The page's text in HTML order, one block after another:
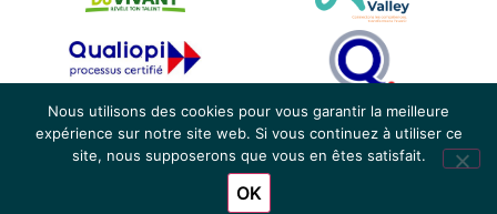
Nous utilisons des cookies pour vous garantir la meilleure
expérience sur notre site web. Si vous continuez à utiliser ce
site, nous supposerons que vous en êtes satisfait.
OK